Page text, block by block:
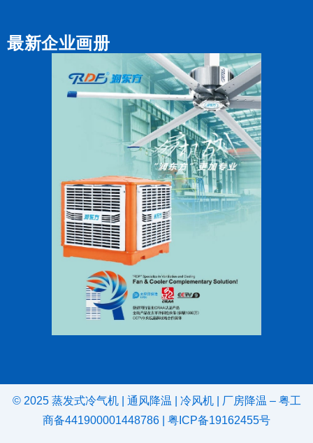
最新企业画册
© 2025 蒸发式冷气机| 通风降温 冷风机| 厂房降温 – 粤工
商备441900001448786
粤ICP备19162455号